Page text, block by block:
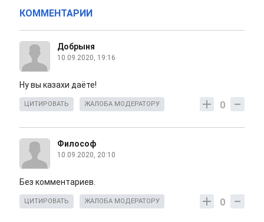
КОММЕНТАРИИ
Добрыня
10.09.2020, 19:16
Ну вы казахи даёте!
0
ЦИТИРОВАТЬ ЖАЛОБА МОДЕРАТОРУ
Философ
10.09.2020, 20:10
Без комментариев.
0
ЦИТИРОВАТЬ ЖАЛОБА МОДЕРАТОРУ